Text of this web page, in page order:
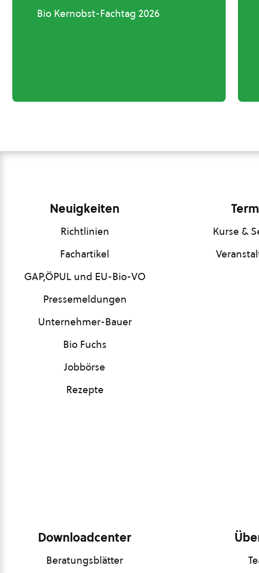
Bio Kernobst-Fachtag 2026
Neuigkeiten
Richtlinien
Fachartikel
GAP,ÖPUL und EU-Bio-VO
Pressemeldungen
Unternehmer-Bauer
Bio Fuchs
Jobbörse
Rezepte
Kurse &
Downloadcenter
Beratungsblätter